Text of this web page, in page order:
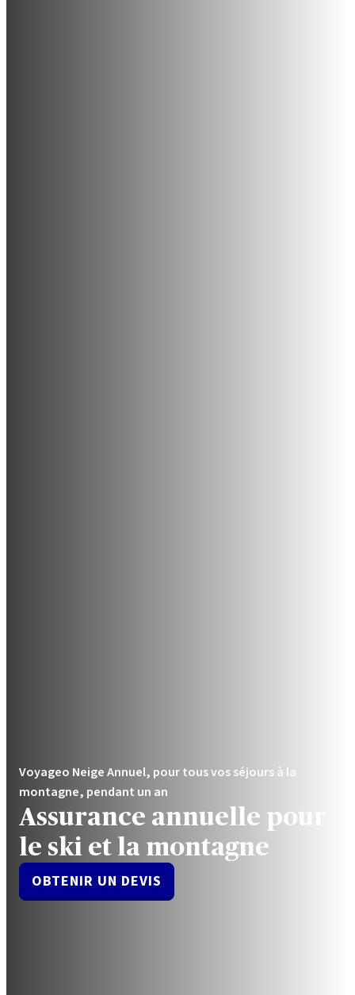
Voyageo Neige Annuel, pour tous vos séjours à la
montagne, pendant un an
Assurance annuelle pour
le ski et la montagne
OBTENIR UN DEVIS